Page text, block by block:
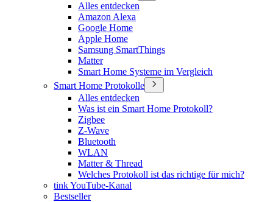
Alles entdecken
Amazon Alexa
Google Home
Apple Home
Samsung SmartThings
Matter
Smart Home Systeme im Vergleich
Smart Home Protokolle
Alles entdecken
Was ist ein Smart Home Protokoll?
Zigbee
Z-Wave
Bluetooth
WLAN
Matter & Thread
Welches Protokoll ist das richtige für mich?
tink YouTube-Kanal
Bestseller